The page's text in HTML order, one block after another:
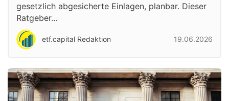
gesetzlich abgesicherte Einlagen, planbar. Dieser
Ratgeber…
etf.capital Redaktion 19.06.2026